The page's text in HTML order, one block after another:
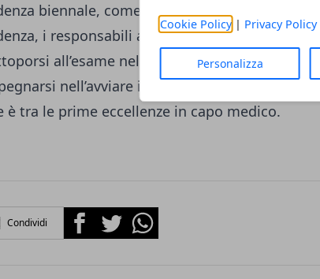
Cookie Policy| Privacy Policy
Personalizza
biennale, come richiesto nel suo caso.
i responsabili assicurano che la signora
all’esame nel 2013. Zaia però vuole
nell’avviare indagini
è tra le prime eccellenze in capo medico.
Condividi FacebookTwitterWhatsapp